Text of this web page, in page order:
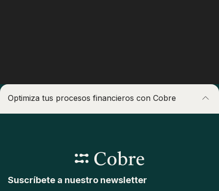
Optimiza tus procesos financieros con Cobre
Suscríbete a nuestro newsletter